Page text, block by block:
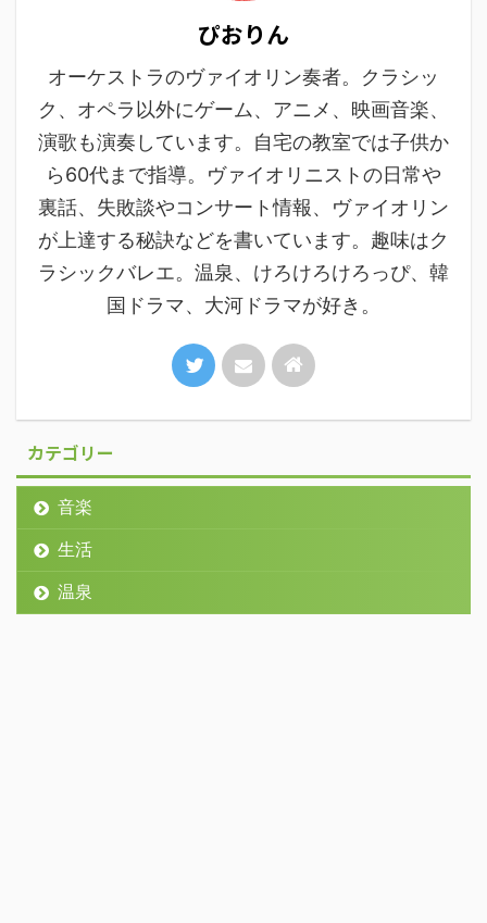
ぴおりん
オーケストラのヴァイオリン奏者。クラシッ
ク、オペラ以外にゲーム、アニメ、映画音楽、
演歌も演奏しています。自宅の教室では子供か
ら60代まで指導。ヴァイオリニストの日常や
裏話、失敗談やコンサート情報、ヴァイオリン
が上達する秘訣などを書いています。趣味はク
ラシックバレエ。温泉、けろけろけろっぴ、韓
国ドラマ、大河ドラマが好き。
カテゴリー
音楽
生活
温泉